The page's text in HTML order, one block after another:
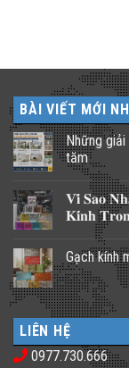
BÀI VIẾT MỚI
Những giải
tăm
Không
bình
luận
ở
pháp
lấy
ánh
sáng
cho
nhà
phố
thiếu
sáng
tối
𝐕𝐢̀ 𝐒𝐚𝐨
𝐊𝐢́𝐧𝐡
bình
luận
ở
𝐕𝐢̀
𝐒𝐚𝐨
𝐍𝐡𝐚̀
𝐇𝐚̀𝐧𝐠,
𝐊𝐡𝐚́𝐜𝐡
𝐒𝐚̣𝐧
𝐍𝐞̂𝐧
Gạch kính
Không
có
bình
luận
ở
Gạch
kính
màu
LIÊN HỆ
0977.730.666